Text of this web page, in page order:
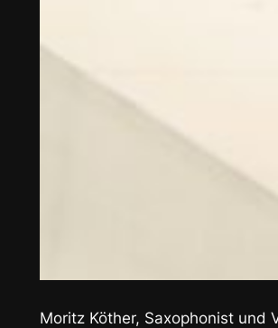
Moritz Köther, Saxophonist und